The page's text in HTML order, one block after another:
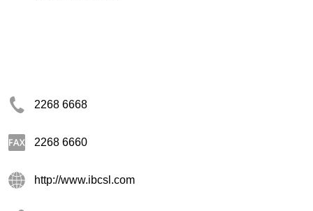
2268 6668
2268 6660
http://www.ibcsl.com